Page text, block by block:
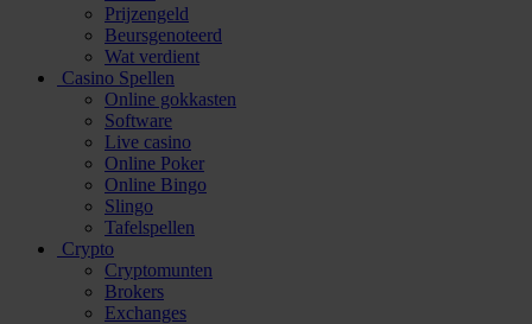
Prijzengeld
Beursgenoteerd
Wat verdient
Casino Spellen
Online gokkasten
Software
Live casino
Online Poker
Online Bingo
Slingo
Tafelspellen
Crypto
Cryptomunten
Brokers
Exchanges